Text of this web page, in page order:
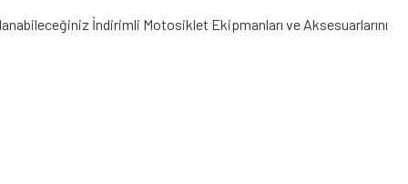
İndirimli Motosiklet Ekipmanları ve Aksesuarlarını